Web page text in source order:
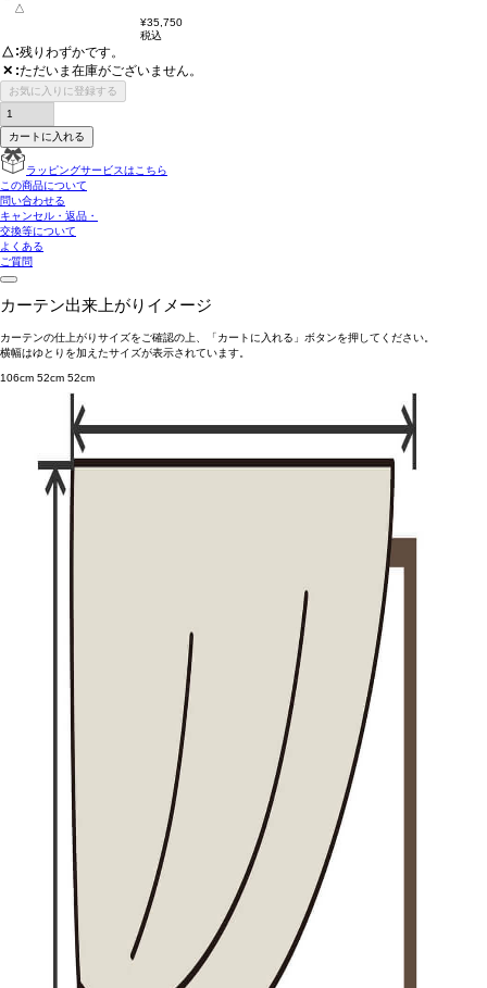
△
¥35,750
税込
△ 残りわずかです。
✕ ただいま在庫がございません。
お気に入りに登録する
カートに入れる
ラッピングサービスはこちら
この商品について
問い合わせる
キャンセル・返品・
交換等について
よくある
ご質問
カーテン出来上がりイメージ
カーテンの仕上がりサイズをご確認の上、「カートに入れる」ボタンを押してください。
横幅はゆとりを加えたサイズが表示されています。
106cm 52cm 52cm